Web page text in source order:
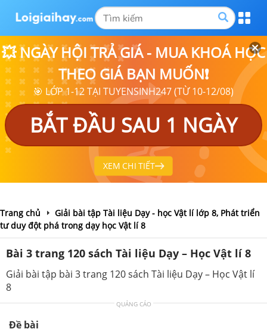
💥 NGÀY HỘI TRẢ GIÁ - MUA KHOÁ HỌC
THEO GIÁ BẠN MUỐN❗
🎯 LỚP 1-12 TẠI TUYENSINH247 (TỪ 10-12/08)
BẮT ĐẦU SAU 1 NGÀY
XEM CHI TIẾT
Trang chủ
Giải bài tập Tài liệu Dạy - học Vật lí lớp 8, Phát triển
tư duy đột phá trong dạy học Vật lí 8
Bài 3 trang 120 sách Tài liệu Dạy – Học Vật lí 8
Giải bài tập bài 3 trang 120 sách Tài liệu Dạy – Học Vật lí
8
QUẢNG CÁO
Đề bài